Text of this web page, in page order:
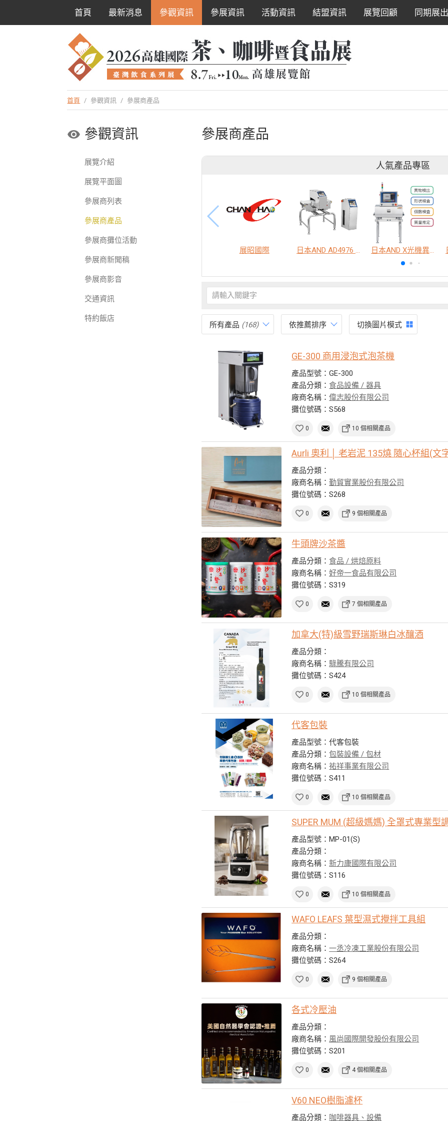
首頁 最新消息 參觀資訊 參展資訊 活動資訊 結盟資訊 展覽回顧 同期展出
首頁 / 參觀資訊 / 參展商產品
參觀資訊
展覽介紹
展覽平面圖
參展商列表
參展商產品
參展商攤位活動
參展商新聞稿
參展商影音
交通資訊
特約飯店
參展商產品
人氣產品專區
展昭國際 日本AND AD4976 脫氧劑包裝金屬異物檢出機 日本AND X光機異物檢查系統
所有產品 (168) 依推薦排序 切換圖片模式
GE-300 商用浸泡式泡茶機
產品型號：GE-300
產品分類： 食品設備 / 器具
廠商名稱：偉志股份有限公司
攤位號碼：S568
0 10 個相關產品
Aurli 奧利 │ 老岩泥 135燒 隨心杯組(文
產品分類：
廠商名稱：勤貿實業股份有限公司
攤位號碼：S268
0 9 個相關產品
牛頭牌沙茶醬
產品分類： 食品 / 烘焙原料
廠商名稱：好帝一食品有限公司
攤位號碼：S319
0 7 個相關產品
加拿大(特)級雪野瑞斯琳白冰釀酒
產品分類：
廠商名稱：騄騰有限公司
攤位號碼：S424
0 10 個相關產品
代客包裝
產品型號：代客包裝
產品分類：包裝設備 / 包材
廠商名稱：祐祥事業有限公司
攤位號碼：S411
0 10 個相關產品
SUPER MUM (超級媽媽) 全罩式專業型
產品型號：MP-01(S)
產品分類：
廠商名稱：新力康國際有限公司
攤位號碼：S116
0 10 個相關產品
WAFO LEAFS 葉型濕式攪拌工具組
產品分類：
廠商名稱：一丞冷凍工業股份有限公司
攤位號碼：S264
0 9 個相關產品
各式冷壓油
產品分類：
廠商名稱： 風尚國際開發股份有限公司
攤位號碼：S201
0 4 個相關產品
V60 NEO樹脂濾杯
產品分類： 咖啡器具、設備